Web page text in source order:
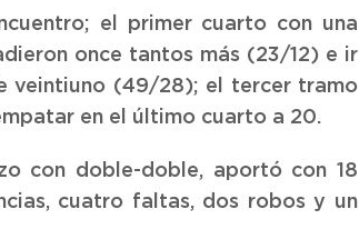
el primer cuarto con una
once tantos más (23/12) e ir
veintiuno (49/28); el tercer tramo
en el último cuarto a 20.
con doble-doble, aportó con 18
cuatro faltas, dos robos y un